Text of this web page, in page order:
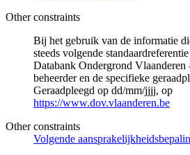
Other constraints
Bij het gebruik van de informatie
steeds volgende
Databank Ondergrond
beheerder en de specifieke
Geraadpleegd op dd/mm/jjjj, op
https://www.dov.vlaanderen.be
Other constraints
Volgende